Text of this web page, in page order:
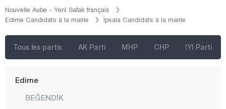
Nouvelle Aube - Yeni Safak français
Edirne Candidats à la mairie
İpsala Candidats à la mairie
Tous les partis AK Parti MHP CHP IYI Parti
Çorum
Denizli
Düzce
Edirne
BEĞENDİK